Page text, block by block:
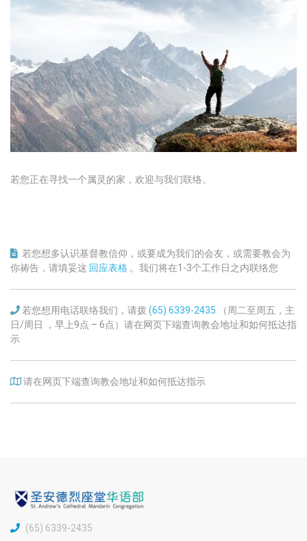
若您正在寻找一个属灵的家，欢迎与我们联络。
若您想多认识基督教信仰，或要成为我们的会友，或需要教会为
你祷告，请填妥这 回应表格 。我们将在1-3个工作日之内联络您
若您想用电话联络我们，请拨 (65) 6339-2435 （周二至周五，主
日/周日 ，早上9点 – 6点）请在网页下端查询教会地址和如何抵达指
示
请在网页下端查询教会地址和如何抵达指示
(65) 6339-2435